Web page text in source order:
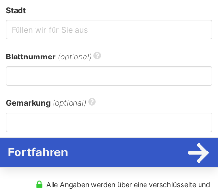
Stadt
Blattnummer (optional)
Gemarkung (optional)
Fortfahren
Alle Angaben werden über eine verschlüsselte und